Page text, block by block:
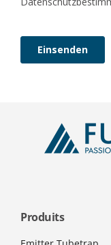
Produits